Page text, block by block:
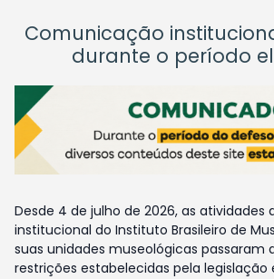
Comunicação
durante o período
Desde 4 de julho de 2026, as
institucional do Instituto Brasileiro de
suas unidades museológicas passaram
restrições estabelecidas pela legislação